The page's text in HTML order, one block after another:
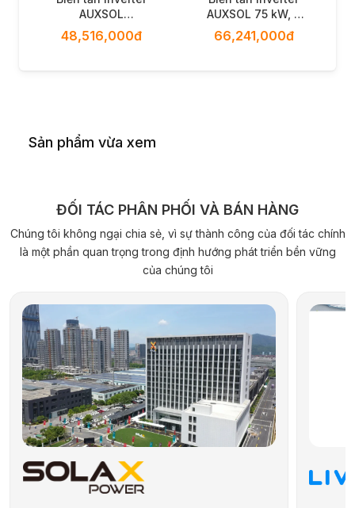
AUXSOL
ASN‑50TL‑G2 – 50
kW, 3 Pha
48,516,000đ
AUXSOL 75 kW, 3
Pha
66,241,000đ
Sản phẩm vừa xem
ĐỐI TÁC PHÂN PHỐI VÀ BÁN HÀNG
Chúng tôi không ngại chia sẻ, vì sự thành công của đối tác chính
là một phần quan trọng trong định hướng phát triển bền vững
của chúng tôi